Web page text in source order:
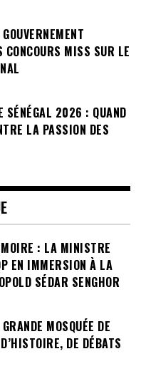
CONCOURS MISS SUR LE
SÉNÉGAL 2026 : QUAND
LA PASSION DES
: LA MINISTRE
EN IMMERSION À LA
SÉDAR SENGHOR
MOSQUÉE DE
DE DÉBATS